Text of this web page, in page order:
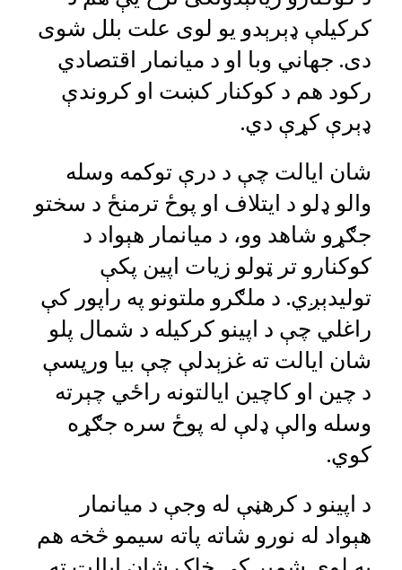
کرکیلې ډېرېدو یو لوی علت بلل شوی
دی. جهاني وبا او د میانمار اقتصادي
رکود هم د کوکنار کښت او کروندې
ډېرې کړې دي.
شان ایالت چې د درې توکمه وسله
والو ډلو د ایتلاف او پوځ ترمنځ د سختو
جګړو شاهد وو، د میانمار هېواد د
کوکنارو تر ټولو زیات اپین پکې
تولیدېږي. د ملګرو ملتونو په راپور کې
راغلي چې د اپینو کرکیله د شمال پلو
شان ایالت ته غزېدلې چې بیا ورپسې
د چین او کاچین ایالتونه راځي چېرته
وسله والې ډلې له پوځ سره جګړه
کوي.
د اپینو د کرهڼې له وجې د میانمار
هېواد له نورو شاته پاته سیمو څخه هم